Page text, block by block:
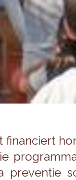
fi­nan­ciert
pre­ven­tie